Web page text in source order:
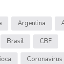
Argentina
Brasil CBF
Coronavírus